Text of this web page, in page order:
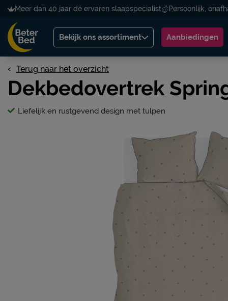
Meer dan 40 jaar dé ervaren slaapspecialist Persoonlijk,
Bekijk ons assortiment Aanbiedingen
Terug naar het overzicht
Dekbedovertrek
Liefelijk en rustgevend design met tulpen